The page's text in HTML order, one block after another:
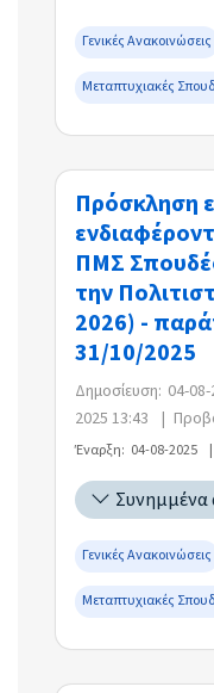
Γενικές Ανακοινώσεις
Μεταπτυχιακές
Πρόσκληση
ΠΜΣ
την
2026) -
31/10/2025
Δημοσίευση: 04-
2025 13:43
|
Έναρξη: 04-08-2025 |
Συνημμένα
Γενικές Ανακοινώσεις
Μεταπτυχιακές